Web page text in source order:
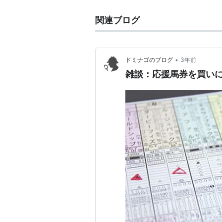
関連ブログ
ドミナゴのブログ • 3年前
雑談：応援馬券を買い